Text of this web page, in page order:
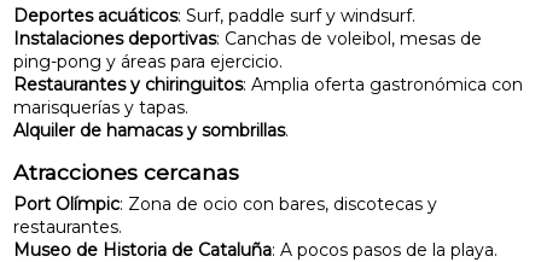
Deportes acuáticos: Surf, paddle surf y windsurf.
Instalaciones deportivas: Canchas de voleibol, mesas de
ping-pong y áreas para ejercicio.
Restaurantes y chiringuitos: Amplia oferta gastronómica con
marisquerías y tapas.
Alquiler de hamacas y sombrillas.
Atracciones cercanas
Port Olímpic: Zona de ocio con bares, discotecas y
restaurantes.
Museo de Historia de Cataluña: A pocos pasos de la playa.